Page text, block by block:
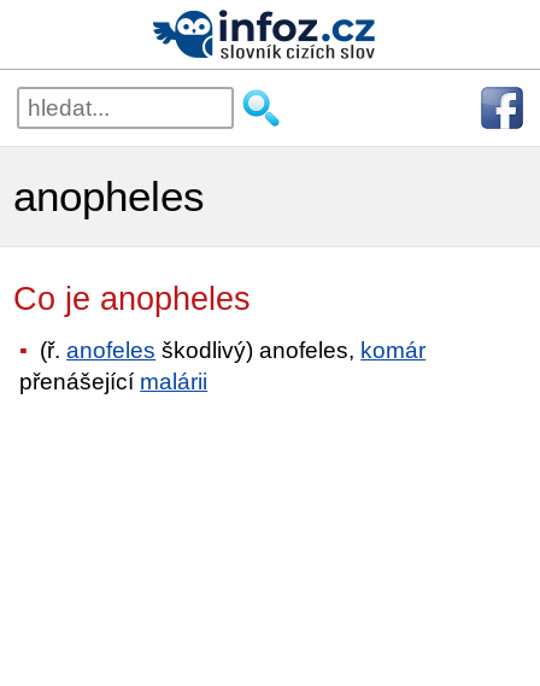
anopheles
Co je anopheles
(ř.anofeles škodlivý) anofeles, komár
přenášející malárii